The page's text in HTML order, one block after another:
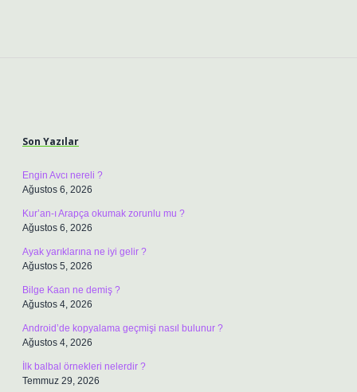
Son Yazılar
Engin Avcı nereli ?
Ağustos 6, 2026
Kur’an-ı Arapça okumak zorunlu mu ?
Ağustos 6, 2026
Ayak yarıklarına ne iyi gelir ?
Ağustos 5, 2026
Bilge Kaan ne demiş ?
Ağustos 4, 2026
Android’de kopyalama geçmişi nasıl bulunur ?
Ağustos 4, 2026
İlk balbal örnekleri nelerdir ?
Temmuz 29, 2026